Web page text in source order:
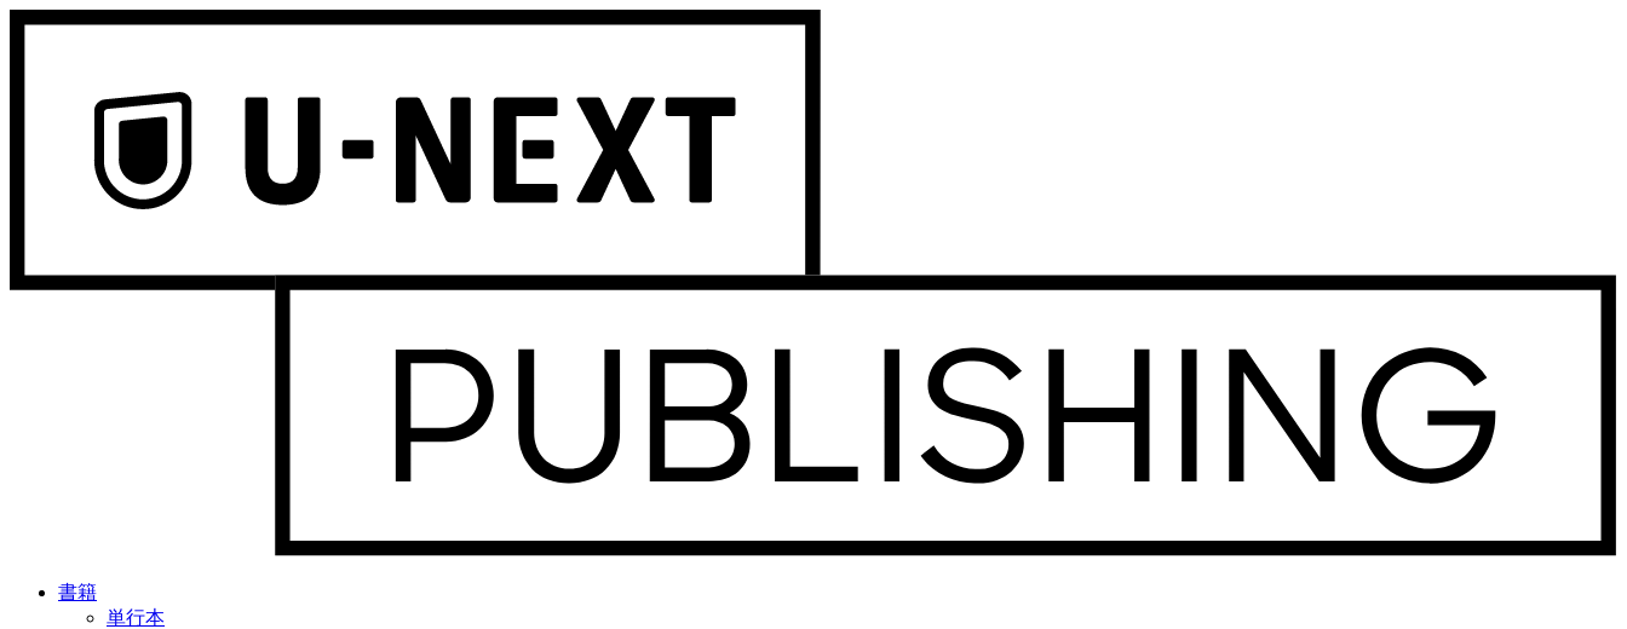
書籍
単行本